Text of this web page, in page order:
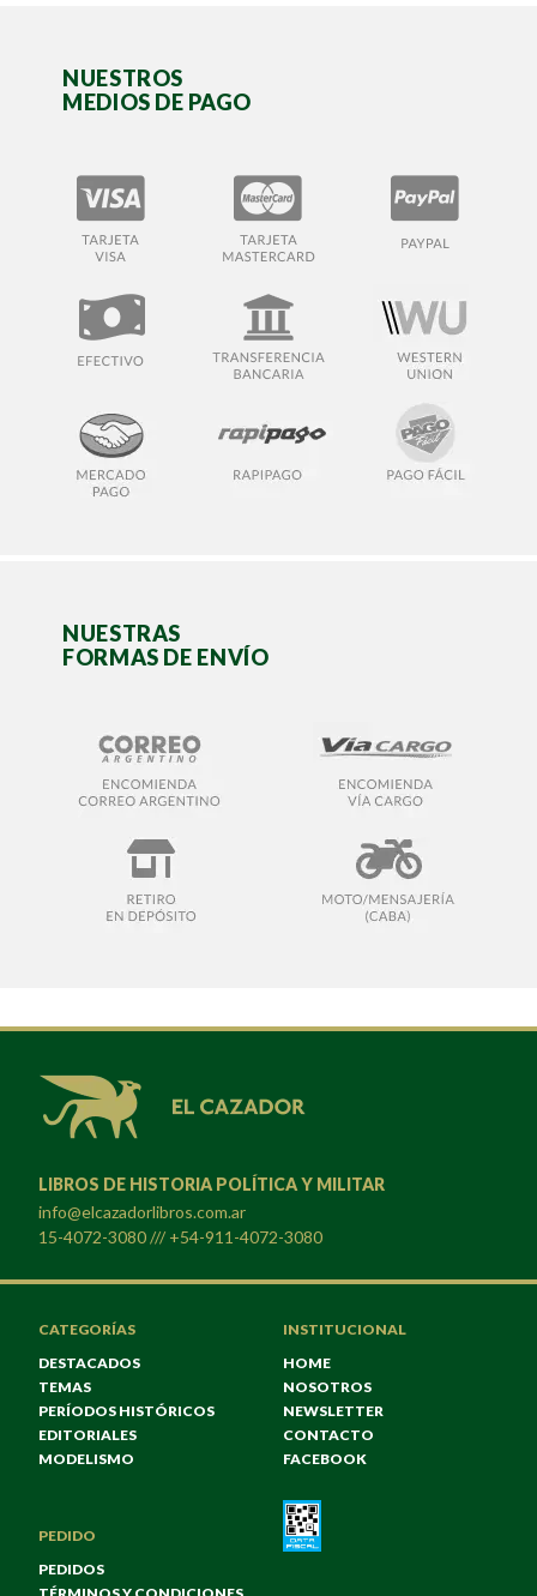
NUESTROS
MEDIOS DE PAGO
NUESTRAS
FORMAS DE ENVÍO
LIBROS DE HISTORIA POLÍTICA Y MILITAR
info@elcazadorlibros.com.ar
15-4072-3080 /// +54-911-4072-3080
CATEGORÍAS
DESTACADOS
TEMAS
PERÍODOS HISTÓRICOS
EDITORIALES
MODELISMO
INSTITUCIONAL
HOME
NOSOTROS
NEWSLETTER
CONTACTO
FACEBOOK
PEDIDO
PEDIDOS